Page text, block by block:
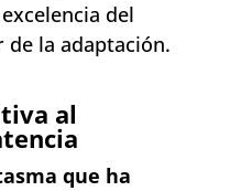
del
de la adaptación.
al
que ha